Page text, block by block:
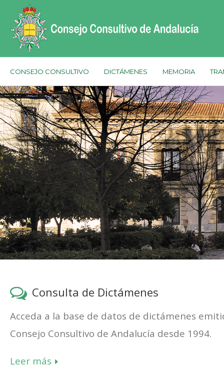
CONSEJO CONSULTIVO DICTÁMENES MEMORIA
Consulta de Dictámenes
Acceda a la base de datos de dictámenes
Consejo Consultivo de Andalucía desde 1994.
Leer más